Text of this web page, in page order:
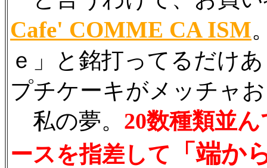
Cafe' COMME CA ISM
ｅ」と銘打ってるだけ
プチケーキがメッチャ
私の夢。 20数種類並
ースを指差して
「端か